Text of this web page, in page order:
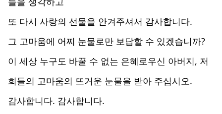
또 다시 사랑의 선물을 안겨주셔서 감사합니다.
그 고마움에 어찌 눈물로만 보답할 수 있겠습니까?
이 세상 누구도 바꿀 수 없는 은혜로우신 아버지, 저
희들의 고마움의 뜨거운 눈물을 받아 주십시오.
감사합니다. 감사합니다.